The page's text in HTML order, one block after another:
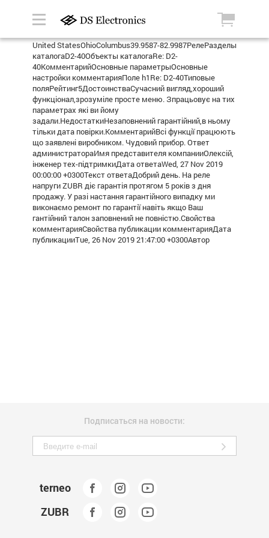
United StatesOhioColumbus39.9587-82.9987РелеРазделы
каталогаD2-40Объекты каталогаRe: D2-
40КомментарийОсновные параметрыОсновные
настройки комментарияПоле h1Re: D2-40Типовые
поляРейтинг5ДостоинстваСучасний вигляд,хороший
функціонал,зрозуміле просте меню. Зпрацьовує на тих
параметрах які ви йому
задали.НедостаткиНезаповнений гарантійний,в ньому
тільки дата повірки.КомментарийВсі функції працюють
що заявлені виробником. Чудовий прибор. Ответ
администратораИмя представителя компанииОлексій,
інженер тех-підтримкиДата ответаWed, 27 Nov 2019
00:00:00 +0300Текст ответаДобрий день. На реле
напруги ZUBR діє гарантія протягом 5 років з дня
продажу. У разі настання гарантійного випадку ми
виконаємо ремонт по гарантії навіть якщо Ваш
гантійний талон заповнений не повністю.Свойства
комментарияСвойства публикации комментарияДата
публикацииTue, 26 Nov 2019 21:47:00 +0300Автор
Подписаться на новости:
terneo
ZUBR